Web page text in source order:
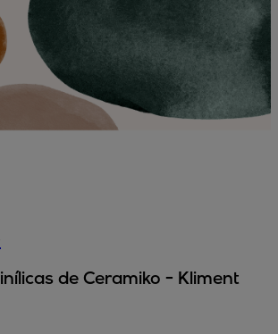
de Ceramiko - Kliment